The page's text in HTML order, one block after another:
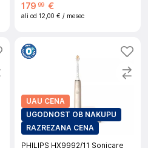
179 99 €
ali od 12,00 € / mesec
UAU CENA
UGODNOST OB NAKUPU
RAZREZANA CENA
PHILIPS HX9992/11 Sonicare